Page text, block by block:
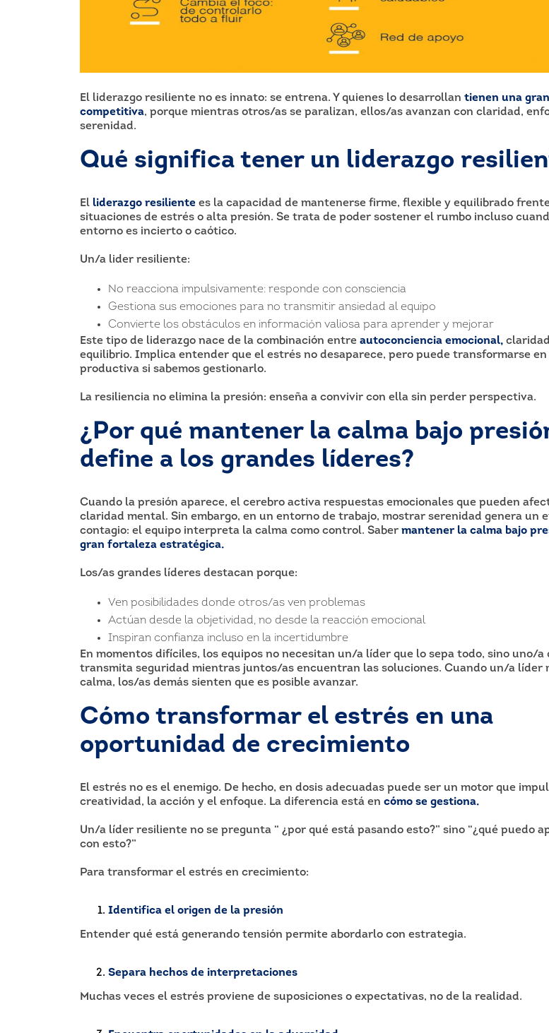
El liderazgo resiliente no es innato: se entrena. Y quienes lo desarrollan tienen una
competitiva, porque mientras otros/as se paralizan, ellos/as avanzan con claridad,
serenidad.
Qué significa tener un liderazgo
El liderazgo resiliente es la capacidad de mantenerse firme, flexible y equilibrado
situaciones de estrés o alta presión. Se trata de poder sostener el rumbo incluso
entorno es incierto o caótico.
Un/a lider resiliente:
No reacciona impulsivamente: responde con consciencia
Gestiona sus emociones para no transmitir ansiedad al equipo
Convierte los obstáculos en información valiosa para aprender y mejorar
Este tipo de liderazgo nace de la combinación entre autoconciencia emocional,
equilibrio. Implica entender que el estrés no desaparece, pero puede transformarse en
productiva si sabemos gestionarlo.
La resiliencia no elimina la presión: enseña a convivir con ella sin perder perspectiva.
¿Por qué mantener la calma bajo
define a los grandes líderes?
Cuando la presión aparece, el cerebro activa respuestas emocionales que pueden
claridad mental. Sin embargo, en un entorno de trabajo, mostrar serenidad genera un
contagio: el equipo interpreta la calma como control. Saber mantener la calma bajo
gran fortaleza estratégica.
Los/as grandes líderes destacan porque:
Ven posibilidades donde otros/as ven problemas
Actúan desde la objetividad, no desde la reacción emocional
Inspiran confianza incluso en la incertidumbre
En momentos difíciles, los equipos no necesitan un/a líder que lo sepa todo, sino uno/a
transmita seguridad mientras juntos/as encuentran las soluciones. Cuando un/a líder
calma, los/as demás sienten que es posible avanzar.
Cómo transformar el estrés en una
oportunidad de crecimiento
El estrés no es el enemigo. De hecho, en dosis adecuadas puede ser un motor que
creatividad, la acción y el enfoque. La diferencia está en cómo se gestiona.
Un/a líder resiliente no se pregunta “ ¿por qué está pasando esto?” sino “¿qué puedo
con esto?”
Para transformar el estrés en crecimiento:
Identifica el origen de la presión
Entender qué está generando tensión permite abordarlo con estrategia.
Separa hechos de interpretaciones
Muchas veces el estrés proviene de suposiciones o expectativas, no de la realidad.